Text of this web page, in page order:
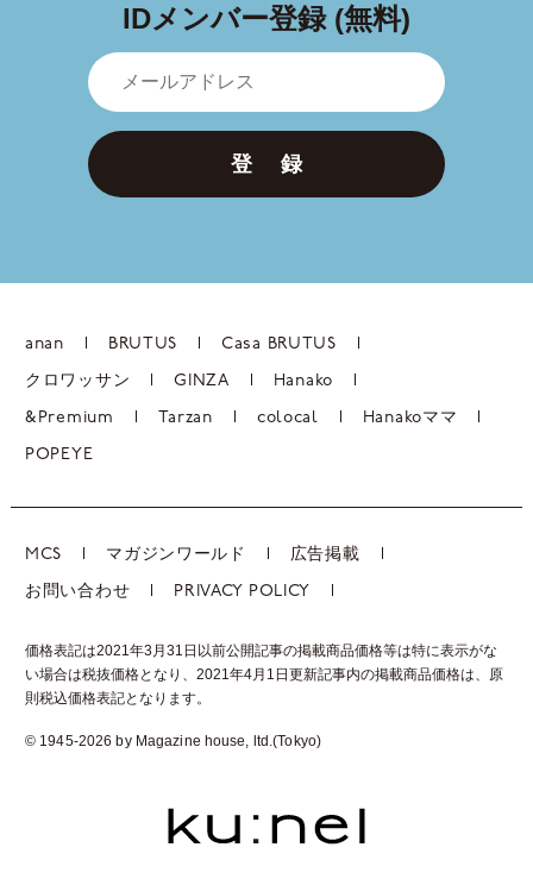
IDメンバー登録 (無料)
登 録
anan BRUTUS Casa BRUTUS
クロワッサン GINZA Hanako
&Premium Tarzan colocal Hanakoママ
POPEYE
MCS マガジンワールド 広告掲載
お問い合わせ PRIVACY POLICY
価格表記は2021年3月31日以前公開記事の掲載商品価格等は特に表示がな
い場合は税抜価格となり、2021年4月1日更新記事内の掲載商品価格は、 原
則税込価格表記となります。
© 1945-2026 by Magazine house, ltd.(Tokyo)